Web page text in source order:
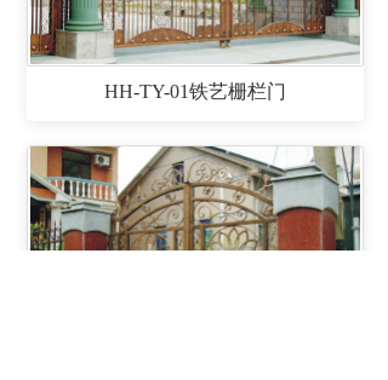
HH-TY-01铁艺栅栏门